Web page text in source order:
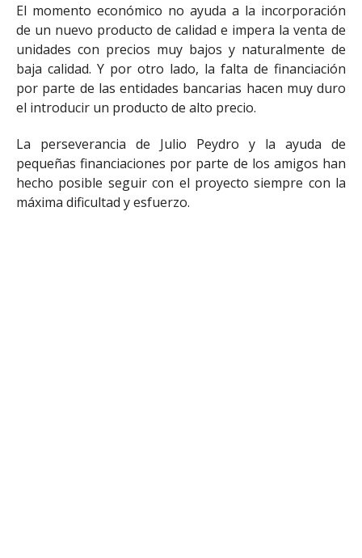
El momento económico no ayuda a la incorporación
de un nuevo producto de calidad e impera la venta de
unidades con precios muy bajos y naturalmente de
baja calidad. Y por otro lado, la falta de financiación
por parte de las entidades bancarias hacen muy duro
el introducir un producto de alto precio.
La perseverancia de Julio Peydro y la ayuda de
pequeñas financiaciones por parte de los amigos han
hecho posible seguir con el proyecto siempre con la
máxima dificultad y esfuerzo.